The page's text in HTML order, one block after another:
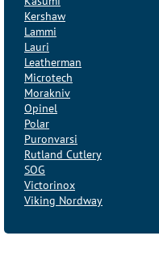
Kershaw
Lammi
Lauri
Leatherman
Microtech
Morakniv
Opinel
Polar
Puronvarsi
Rutland Cutlery
SOG
Victorinox
Viking Nordway